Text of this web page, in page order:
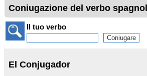
Coniugazione del verbo
Il tuo verbo
El Conjugador